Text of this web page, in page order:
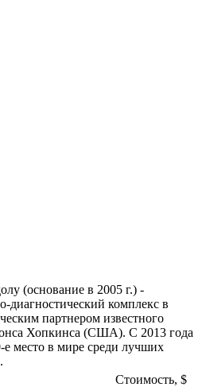
(основание в 2005 г.) -
диагностический комплекс в
партнером известного
Хопкинса (США). С 2013 года
место в мире среди лучших
Стоимость, $